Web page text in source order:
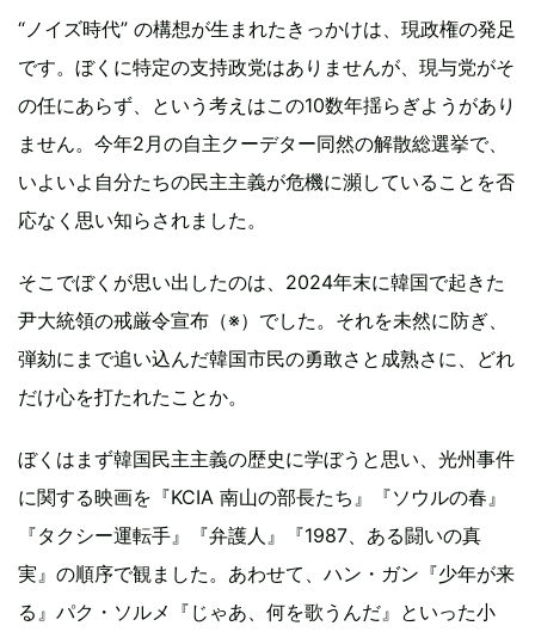
“ノイズ時代” の構想が生まれたきっかけは、現政権の発足
です。ぼくに特定の支持政党はありませんが、現与党がそ
の任にあらず、という考えはこの10数年揺らぎようがあり
ません。今年2月の自主クーデター同然の解散総選挙で、
いよいよ自分たちの民主主義が危機に瀕していることを否
応なく思い知らされました。
そこでぼくが思い出したのは、2024年末に韓国で起きた
尹大統領の戒厳令宣布（※）でした。それを未然に防ぎ、
弾劾にまで追い込んだ韓国市民の勇敢さと成熟さに、どれ
だけ心を打たれたことか。
ぼくはまず韓国民主主義の歴史に学ぼうと思い、光州事件
に関する映画を『KCIA 南山の部長たち』『ソウルの春』
『タクシー運転手』『弁護人』『1987、ある闘いの真
実』の順序で観ました。あわせて、ハン・ガン『少年が来
る』パク・ソルメ『じゃあ、何を歌うんだ』といった小